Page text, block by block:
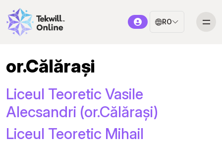
RO
or.Călărași
Liceul Teoretic Vasile
Alecsandri (or.Călărași)
Liceul Teoretic Mihail